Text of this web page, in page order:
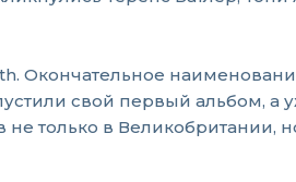
Окончательное
свой первый альбом, а
только в Великобритании,